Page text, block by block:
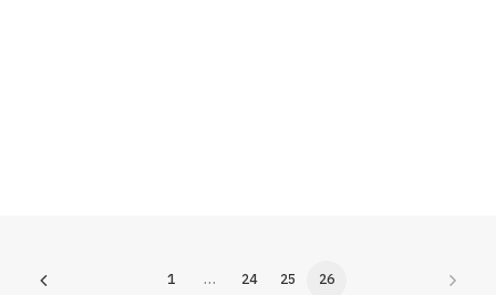
1 … 24 25 26